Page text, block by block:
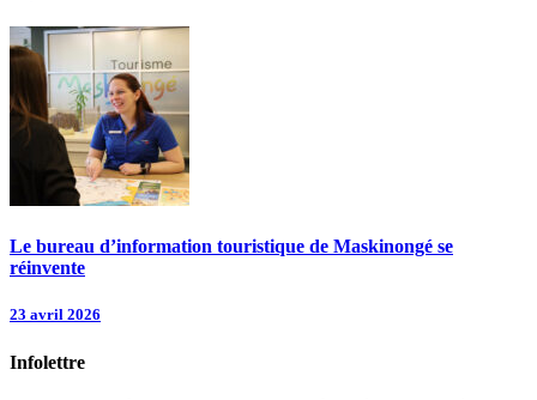
Le bureau d’information touristique de Maskinongé se
réinvente
23 avril 2026
Infolettre